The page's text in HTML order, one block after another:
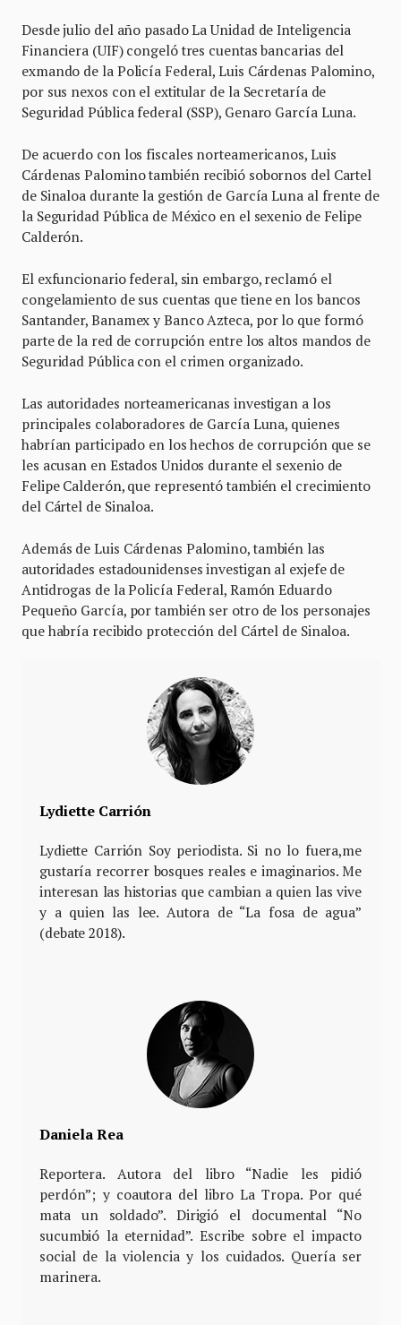
Desde julio del año pasado La Unidad de Inteligencia
Financiera (UIF) congeló tres cuentas bancarias del
exmando de la Policía Federal, Luis Cárdenas Palomino,
por sus nexos con el extitular de la Secretaría de
Seguridad Pública federal (SSP), Genaro García Luna.
De acuerdo con los fiscales norteamericanos, Luis
Cárdenas Palomino también recibió sobornos del Cartel
de Sinaloa durante la gestión de García Luna al frente de
la Seguridad Pública de México en el sexenio de Felipe
Calderón.
El exfuncionario federal, sin embargo, reclamó el
congelamiento de sus cuentas que tiene en los bancos
Santander, Banamex y Banco Azteca, por lo que formó
parte de la red de corrupción entre los altos mandos de
Seguridad Pública con el crimen organizado.
Las autoridades norteamericanas investigan a los
principales colaboradores de García Luna, quienes
habrían participado en los hechos de corrupción que se
les acusan en Estados Unidos durante el sexenio de
Felipe Calderón, que representó también el crecimiento
del Cártel de Sinaloa.
Además de Luis Cárdenas Palomino, también las
autoridades estadounidenses investigan al exjefe de
Antidrogas de la Policía Federal, Ramón Eduardo
Pequeño García, por también ser otro de los personajes
que habría recibido protección del Cártel de Sinaloa.
Lydiette Carrión
Lydiette Carrión Soy periodista. Si no lo fuera,me
gustaría recorrer bosques reales e imaginarios. Me
interesan las historias que cambian a quien las vive
y a quien las lee. Autora de “La fosa de agua”
(debate 2018).
Daniela Rea
Reportera. Autora del libro “Nadie les pidió
perdón”; y coautora del libro La Tropa. Por qué
mata un soldado”. Dirigió el documental “No
sucumbió la eternidad”. Escribe sobre el impacto
social de la violencia y los cuidados. Quería ser
marinera.